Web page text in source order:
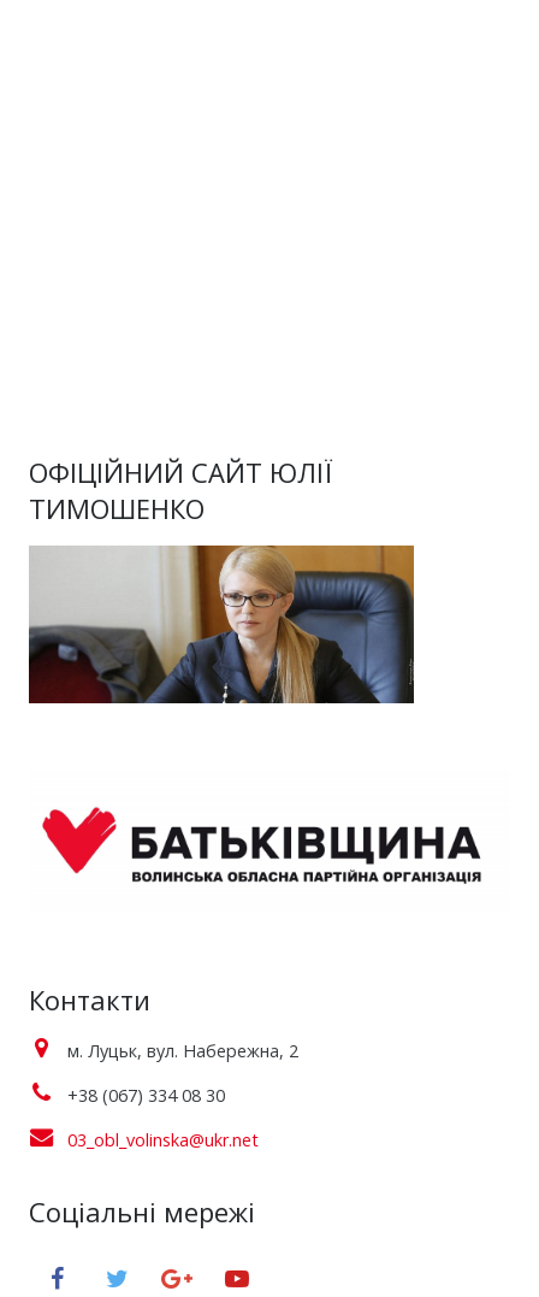
ОФІЦІЙНИЙ САЙТ ЮЛІЇ
ТИМОШЕНКО
Контакти
м. Луцьк, вул. Набережна, 2
+38 (067) 334 08 30
03_obl_volinska@ukr.net
Соціальні мережі